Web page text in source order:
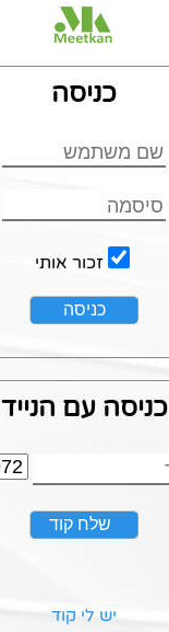
כניסה
זכור אותי
כניסה עם הנייד
יש לי קוד